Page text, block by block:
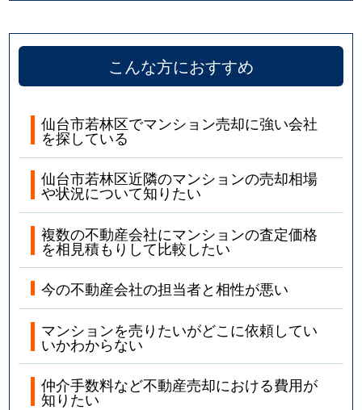
こんな方におすすめ
仙台市若林区でマンション売却に強い会社
を探している
仙台市若林区近隣のマンションの売却相場
や状況について知りたい
複数の不動産会社にマンションの査定価格
を相見積もりして比較したい
今の不動産会社の担当者と相性が悪い
マンションを売りたいがどこに依頼してい
いかわからない
仲介手数料など不動産売却における費用が
知りたい